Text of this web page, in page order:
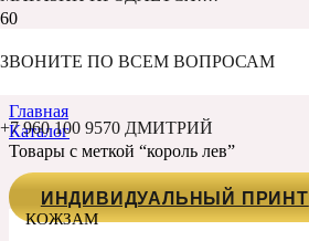
ЗВОНИТЕ ПО ВСЕМ ВОПРОСАМ
+7 960 100 9570 ДМИТРИЙ
КОРОЛЬ ЛЕВ
Главная
Каталог
Товары с меткой “король лев”
ИНДИВИДУАЛЬНЫЙ ПРИНТ
КОЖЗАМ